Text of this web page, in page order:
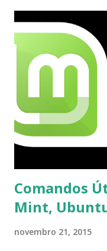
o Windows Live
mesmo na versão
opções e o Pidgin,
Comandos
Mint,
novembro 21, 2015